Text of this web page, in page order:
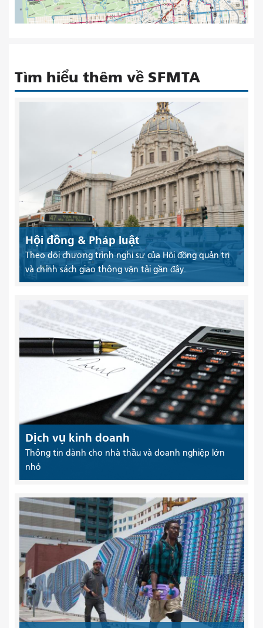
Tìm hiểu thêm về SFMTA
Hội đồng & Pháp luật
Theo dõi chương trình nghị sự của Hội đồng quản trị
và chính sách giao thông vận tải gần đây.
Dịch vụ kinh doanh
Thông tin dành cho nhà thầu và doanh nghiệp lớn
nhỏ